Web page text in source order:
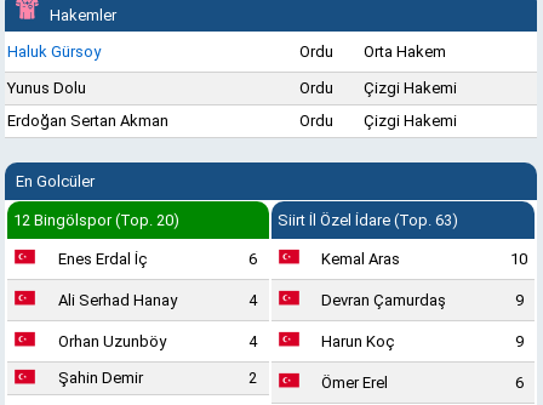
Hakemler
Haluk Gürsoy
Ordu
Orta Hakem
Yunus Dolu
Ordu
Çizgi Hakemi
Erdoğan Sertan Akman
Ordu Çizgi Hakemi
En Golcüler
12 Bingölspor (Top. 20)
Enes Erdal İç 6
Ali Serhad Hanay 4
Orhan Uzunböy
4
Şahin Demir
2
Siirt İl Özel İdare (Top. 63)
Kemal Aras 10
Devran Çamurdaş 9
Harun Koç 9
Ömer Erel 6